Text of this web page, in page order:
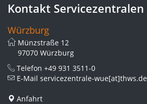
Kontakt Servicezentralen
Würzburg
Münzstraße 12
97070 Würzburg
Telefon +49 931 3511-0
E-Mail servicezentrale-wue[at]thws.de
Anfahrt